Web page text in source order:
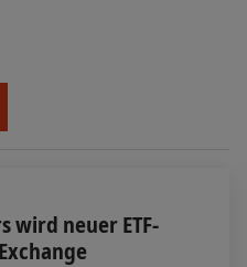
wird neuer ETF-